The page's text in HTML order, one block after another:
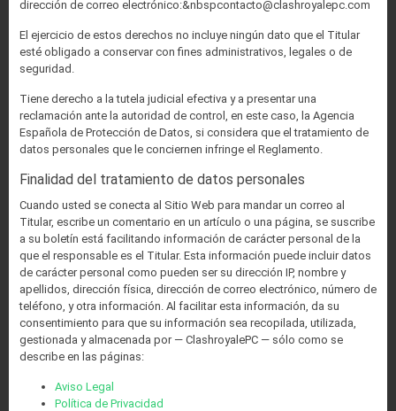
dirección de correo electrónico:&nbspcontacto@clashroyalepc.com
El ejercicio de estos derechos no incluye ningún dato que el Titular
esté obligado a conservar con fines administrativos, legales o de
seguridad.
Tiene derecho a la tutela judicial efectiva y a presentar una
reclamación ante la autoridad de control, en este caso, la Agencia
Española de Protección de Datos, si considera que el tratamiento de
datos personales que le conciernen infringe el Reglamento.
Finalidad del tratamiento de datos personales
Cuando usted se conecta al Sitio Web para mandar un correo al
Titular, escribe un comentario en un artículo o una página, se suscribe
a su boletín está facilitando información de carácter personal de la
que el responsable es el Titular. Esta información puede incluir datos
de carácter personal como pueden ser su dirección IP, nombre y
apellidos, dirección física, dirección de correo electrónico, número de
teléfono, y otra información. Al facilitar esta información, da su
consentimiento para que su información sea recopilada, utilizada,
gestionada y almacenada por — ClashroyalePC — sólo como se
describe en las páginas:
Aviso Legal
Política de Privacidad